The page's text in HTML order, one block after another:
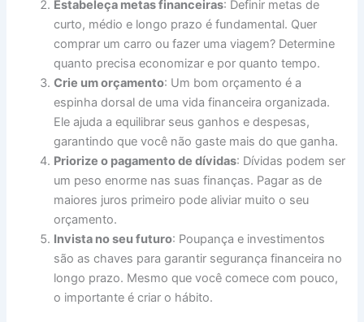
Estabeleça metas financeiras: Definir metas de
curto, médio e longo prazo é fundamental. Quer
comprar um carro ou fazer uma viagem? Determine
quanto precisa economizar e por quanto tempo.
Crie um orçamento: Um bom orçamento é a
espinha dorsal de uma vida financeira organizada.
Ele ajuda a equilibrar seus ganhos e despesas,
garantindo que você não gaste mais do que ganha.
Priorize o pagamento de dívidas: Dívidas podem ser
um peso enorme nas suas finanças. Pagar as de
maiores juros primeiro pode aliviar muito o seu
orçamento.
Invista no seu futuro: Poupança e investimentos
são as chaves para garantir segurança financeira no
longo prazo. Mesmo que você comece com pouco,
o importante é criar o hábito.